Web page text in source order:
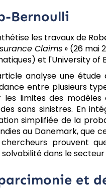
Bernoulli
les travaux de
Claims» (26 mai
et l'University of
analyse une étude
entre plusieurs
limites des
sans sinistres. En
simplifiée de la
au Danemark, que
chercheurs prouvent
dans le
et